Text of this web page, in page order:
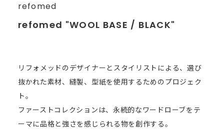
refomed
refomed "WOOL BASE / BLACK"
リフォメッドのデザイナーとスタイリストによる、選び
抜かれた素材、縫製、型紙を使用するためのプロジェク
ト。
ファーストコレクションは、永続的なワードローブをテ
ーマに品格と強さを感じられる物を創作する。